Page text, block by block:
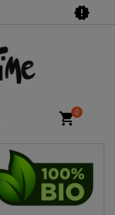
new_releases
shopping_cart0